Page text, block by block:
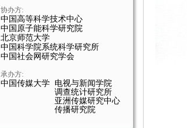
协办方:
中国高等科学技术中心
中国原子能科学研究院
北京师范大学
中国科学院系统科学研究所
中国社会网研究学会
承办方:
中国传媒大学 电视与新闻学院
调查统计研究所
亚洲传媒研究中心
传播研究院